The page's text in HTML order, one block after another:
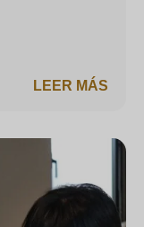
LEER MÁS